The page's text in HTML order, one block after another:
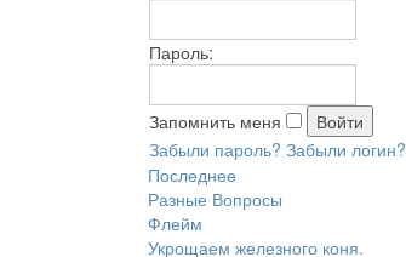
Пароль:
Запомнить меня
Забыли пароль? Забыли логин?
Последнее
Разные Вопросы
Флейм
Укрощаем железного коня.